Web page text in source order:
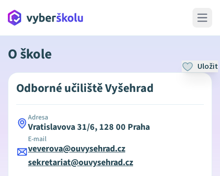
Open
O škole
Uložit
Odborné učiliště Vyšehrad
Adresa
Vratislavova 31/6, 128 00 Praha
E-mail
veverova@ouvysehrad.cz
sekretariat@ouvysehrad.cz